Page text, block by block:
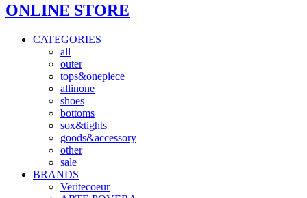
ONLINE STORE
CATEGORIES
all
outer
tops&onepiece
allinone
shoes
bottoms
sox&tights
goods&accessory
other
sale
BRANDS
Veritecoeur